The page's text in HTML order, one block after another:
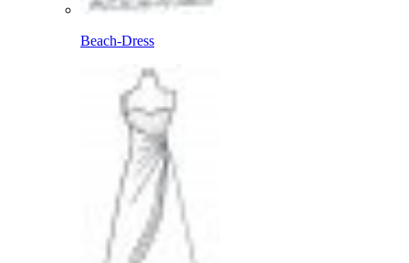
Beach-Dress